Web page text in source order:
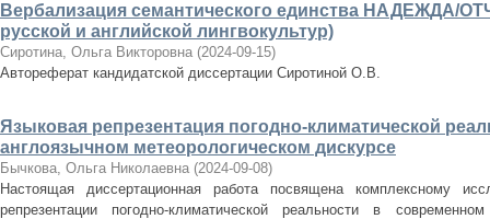
Вербализация семантического единства НАДЕЖДА/
русской и английской лингвокультур)
Сиротина, Ольга Викторовна (2024-09-15)
Автореферат кандидатской диссертации Сиротиной О.В.
Языковая репрезентация погодно-климатической
англоязычном метеорологическом дискурсе
Бычкова, Ольга Николаевна (2024-09-08)
Настоящая диссертационная работа посвящена комплексному
репрезентации погодно-климатической реальности в